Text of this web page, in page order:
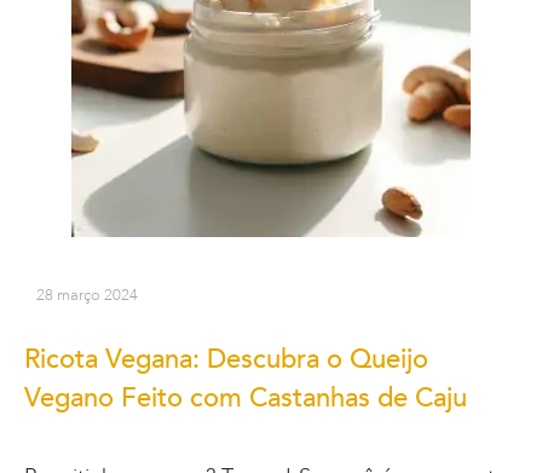
28 março 2024
Ricota Vegana: Descubra o Queijo
Vegano Feito com Castanhas de Caju